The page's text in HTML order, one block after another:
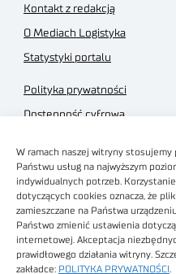
W ramach naszej witryny
Państwu usług na najwyższym
indywidualnych potrzeb.
dotyczących cookies oznacza, że
zamieszczane na Państwa
Państwo zmienić ustawienia
internetowej. Akceptacja
prawidłowego działania witryny.
zakładce: POLITYKA PRYWATNOŚCI
Kontakt z redakcją
O Mediach Logistyka
Statystyki portalu
Polityka prywatności
Dostępność cyfrowa
Regulamin sklepu
Obrazy stockowe
autorstwa